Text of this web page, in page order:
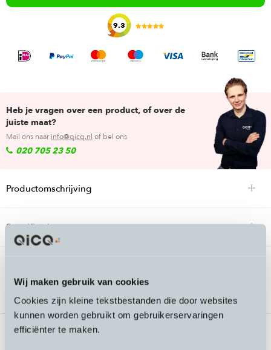
Wij maken gebruik van cookies
Cookies zijn kleine tekstbestanden die door websites
kunnen worden gebruikt om gebruikerservaringen
efficiënter te maken.
9.3
Heb je vragen over een product, of over de
juiste maat?
Mail ons naar info@qicq.nl of bel ons
020 705 23 50
Productomschrijving
Specificaties
Frame Pack RC frametas